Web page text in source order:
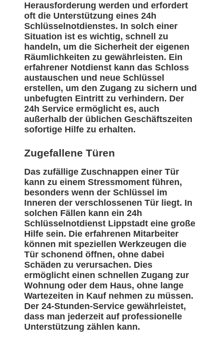
Herausforderung werden und erfordert
oft die Unterstützung eines 24h
Schlüsselnotdienstes. In solch einer
Situation ist es wichtig, schnell zu
handeln, um die Sicherheit der eigenen
Räumlichkeiten zu gewährleisten. Ein
erfahrener Notdienst kann das Schloss
austauschen und neue Schlüssel
erstellen, um den Zugang zu sichern und
unbefugten Eintritt zu verhindern. Der
24h Service ermöglicht es, auch
außerhalb der üblichen Geschäftszeiten
sofortige Hilfe zu erhalten.
Zugefallene Türen
Das zufällige Zuschnappen einer Tür
kann zu einem Stressmoment führen,
besonders wenn der Schlüssel im
Inneren der verschlossenen Tür liegt. In
solchen Fällen kann ein 24h
Schlüsselnotdienst Lippstadt eine große
Hilfe sein. Die erfahrenen Mitarbeiter
können mit speziellen Werkzeugen die
Tür schonend öffnen, ohne dabei
Schäden zu verursachen. Dies
ermöglicht einen schnellen Zugang zur
Wohnung oder dem Haus, ohne lange
Wartezeiten in Kauf nehmen zu müssen.
Der 24-Stunden-Service gewährleistet,
dass man jederzeit auf professionelle
Unterstützung zählen kann.